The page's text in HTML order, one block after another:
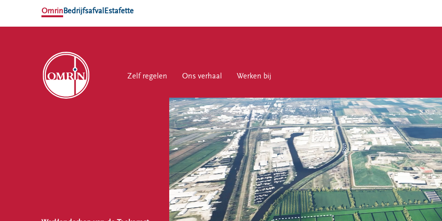
OmrinBedrijfsafval Estafette
Zelf regelen Ons verhaal Werken bij
Zelf regelen Ons verhaal Werken bij
Milieustraten
Over Omrin
Storing, klacht
Klantenservice
Werken
bij